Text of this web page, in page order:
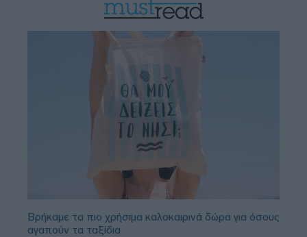
Βρήκαμε τα πιο χρήσιμα καλοκαιρινά δώρα για όσους
αγαπούν τα ταξίδια